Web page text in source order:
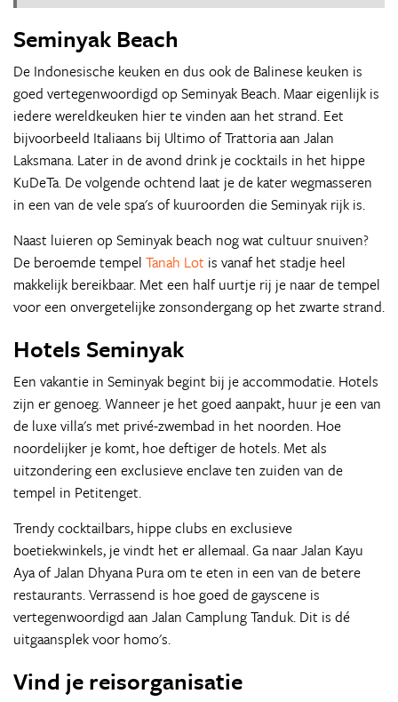
Seminyak Beach
De Indonesische keuken en dus ook de Balinese keuken is
goed vertegenwoordigd op Seminyak Beach. Maar eigenlijk is
iedere wereldkeuken hier te vinden aan het strand. Eet
bijvoorbeeld Italiaans bij Ultimo of Trattoria aan Jalan
Laksmana. Later in de avond drink je cocktails in het hippe
KuDeTa. De volgende ochtend laat je de kater wegmasseren
in een van de vele spa's of kuuroorden die Seminyak rijk is.
Naast luieren op Seminyak beach nog wat cultuur snuiven?
De beroemde tempel Tanah Lot is vanaf het stadje heel
makkelijk bereikbaar. Met een half uurtje rij je naar de tempel
voor een onvergetelijke zonsondergang op het zwarte strand.
Hotels Seminyak
Een vakantie in Seminyak begint bij je accommodatie. Hotels
zijn er genoeg. Wanneer je het goed aanpakt, huur je een van
de luxe villa's met privé-zwembad in het noorden. Hoe
noordelijker je komt, hoe deftiger de hotels. Met als
uitzondering een exclusieve enclave ten zuiden van de
tempel in Petitenget.
Trendy cocktailbars, hippe clubs en exclusieve
boetiekwinkels, je vindt het er allemaal. Ga naar Jalan Kayu
Aya of Jalan Dhyana Pura om te eten in een van de betere
restaurants. Verrassend is hoe goed de gayscene is
vertegenwoordigd aan Jalan Camplung Tanduk. Dit is dé
uitgaansplek voor homo's.
Vind je reisorganisatie